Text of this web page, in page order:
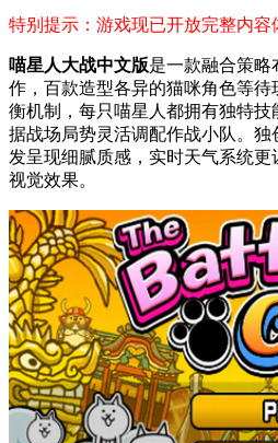
特别提示：游戏现已开放完整内容
喵星人大战中文版是一款融合策略
作，百款造型各异的猫咪角色等
衡机制，每只喵星人都拥有独特
据战场局势灵活调配作战小队。
发呈现细腻质感，实时天气系统
视觉效果。